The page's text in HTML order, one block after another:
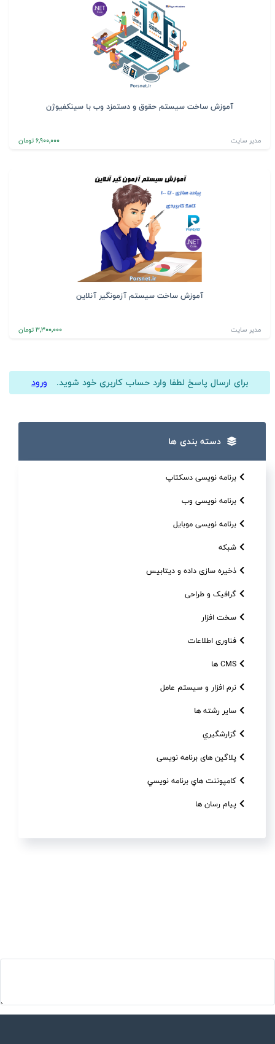
دسته بندی ها
برنامه نویسی دسکتاپ
برنامه نویسی وب
برنامه نویسی موبایل
شبکه
ذخیره سازی داده و دیتابیس
گرافیک و طراحی
سخت افزار
فناوری اطلاعات
CMS ها
نرم افزار و سیستم عامل
سایر رشته ها
گزارشگيري
پلاگین های برنامه نویسی
کامپوننت هاي برنامه نويسي
پیام رسان ها
آموزش ساخت سیستم حقوق و دستمزد وب با سینکفیوژن
مدیر سایت 6٬900٬000 تومان
آموزش ساخت سیستم آزمونگیر آنلاین
مدیر سایت 3٬300٬000 تومان
برای ارسال پاسخ لطفا وارد حساب کاربری خود شوید. ورود